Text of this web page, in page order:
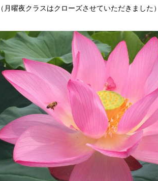
（月曜夜クラスはクローズさせていただきました）